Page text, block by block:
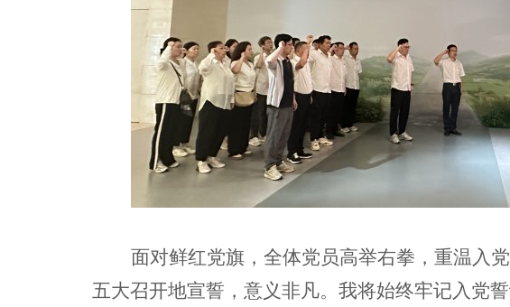
面对鲜红党旗，全体党员高举右拳，重温入
五大召开地宣誓，意义非凡。我将始终牢记入党